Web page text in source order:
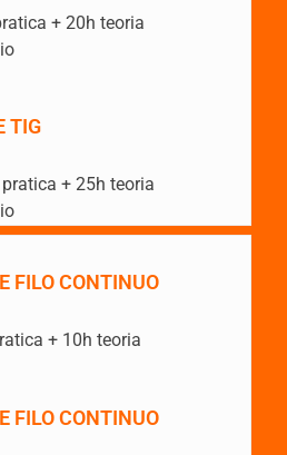
+ 20h teoria
TIG
+ 25h teoria
FILO CONTINUO
+ 10h teoria
FILO CONTINUO